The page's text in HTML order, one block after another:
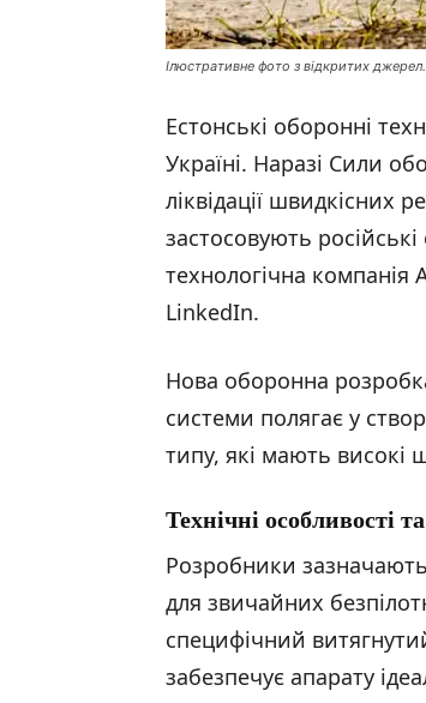
Ілюстративне фото з відкритих джерел.
Естонські оборонні
Україні. Наразі Сили
ліквідації швидкісних
застосовують
технологічна компанія
LinkedIn.
Нова оборонна
системи полягає у
типу, які мають високі
Технічні особливості
Розробники
для звичайних
специфічний
забезпечує апарату